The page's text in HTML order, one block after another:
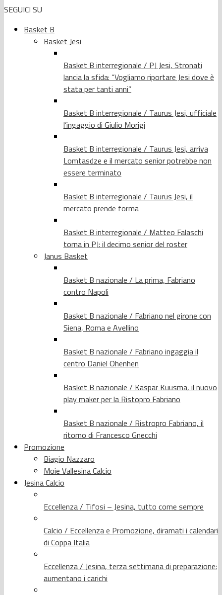
SEGUICI SU
Basket B
Basket Jesi
Basket B interregionale / PJ Jesi, Stronati
lancia la sfida: “Vogliamo riportare Jesi dove è
stata per tanti anni”
Basket B interregionale / Taurus Jesi, ufficiale
l’ingaggio di Giulio Morigi
Basket B interregionale / Taurus Jesi, arriva
Lomtasdze e il mercato senior potrebbe non
essere terminato
Basket B interregionale / Taurus Jesi, il
mercato prende forma
Basket B interregionale / Matteo Falaschi
torna in PJ: il decimo senior del roster
Janus Basket
Basket B nazionale / La prima, Fabriano
contro Napoli
Basket B nazionale / Fabriano nel girone con
Siena, Roma e Avellino
Basket B nazionale / Fabriano ingaggia il
centro Daniel Ohenhen
Basket B nazionale / Kaspar Kuusma, il nuovo
play maker per la Ristopro Fabriano
Basket B nazionale / Ristropro Fabriano, il
ritorno di Francesco Gnecchi
Promozione
Biagio Nazzaro
Moie Vallesina Calcio
Jesina Calcio
Eccellenza / Tifosi – Jesina, tutto come sempre
Calcio / Eccellenza e Promozione, diramati i calendari
di Coppa Italia
Eccellenza / Jesina, terza settimana di preparazione:
aumentano i carichi